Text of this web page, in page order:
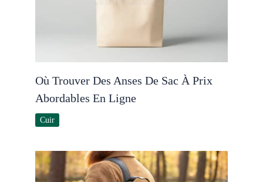
Où Trouver Des Anses De Sac À Prix
Abordables En Ligne
Cuir